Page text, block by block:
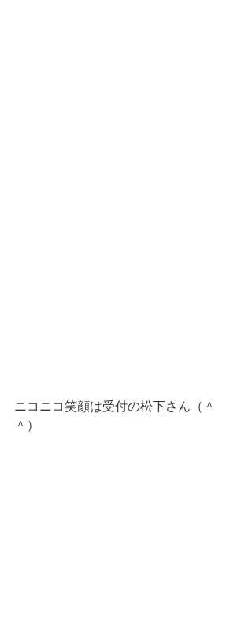
ニコニコ笑顔は受付の松下さん（＾
＾）